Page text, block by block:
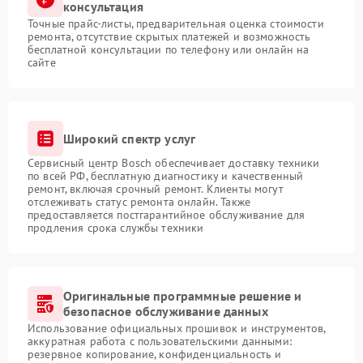
консультация
Точные прайс-листы, предварительная оценка стоимости
ремонта, отсутствие скрытых платежей и возможность
бесплатной консультации по телефону или онлайн на
сайте
Широкий спектр услуг
Сервисный центр Bosch обеспечивает доставку техники
по всей РФ, бесплатную диагностику и качественный
ремонт, включая срочный ремонт. Клиенты могут
отслеживать статус ремонта онлайн. Также
предоставляется постгарантийное обслуживание для
продления срока службы техники
Оригинальные программные решение и
безопасное обслуживание данных
Использование официальных прошивок и инструментов,
аккуратная работа с пользовательскими данными:
резервное копирование, конфиденциальность и